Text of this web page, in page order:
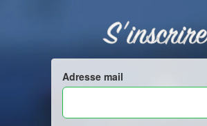
S'inscrire
Adresse mail